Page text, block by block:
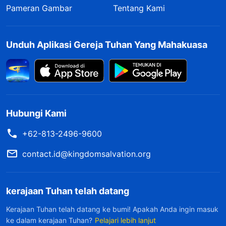
tetapi mereka tidak melakukannya, mereka
bersiteguh tidak mau menerima kebenaran. Ini
adalah sejenis watak: watak keras kepala. Dalam
situasi seperti apa engkau semua
memperlihatkan watak yang keras kepala?
Sangat sering! Dan karena keras kepala adalah
keberadaanmu setiap harinya. Sikap keras
kepala menghalangi orang sehingga mereka
tidak mampu datang ke hadapan Tuhan, tidak
mampu menerima kebenaran, dan tidak mampu
masuk ke dalam kenyataan kebenaran. Dan jika
engkau tidak mampu masuk ke dalam kenyataan
Pameran Gambar
Tentang Kami
Unduh Aplikasi Gereja Tuhan Yang Mahakuasa
Hubungi Kami
+62-813-2496-9600
contact.id@kingdomsalvation.org
kerajaan Tuhan telah datang
Kerajaan Tuhan telah datang ke bumi! Apakah Anda ingin masuk
ke dalam kerajaan Tuhan? Pelajari lebih lanjut